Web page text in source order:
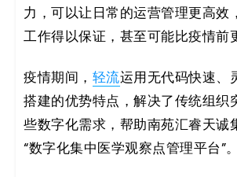
低
代
码
_
零
力，可以让日常的运营管理更高效
工作得以保证，甚至可能比疫情前
疫情期间， 轻流运用无代码快速、
搭建的优势特点，解决了传统组织
些数字化需求，帮助南苑汇睿天诚
“数字化集中医学观察点管理平台”。